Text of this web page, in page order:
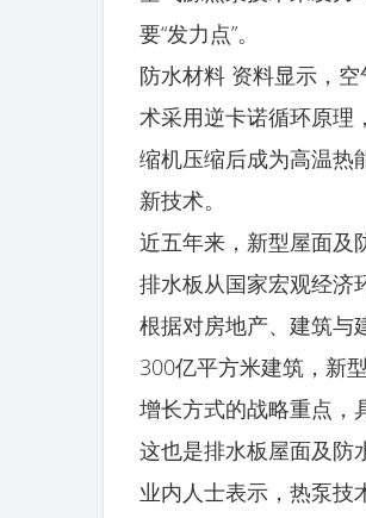
要“发力点”。
防水材料 资料显示，
术采用逆卡诺循环原理
缩机压缩后成为高温热
新技术。
近五年来，新型屋面及
排水板从国家宏观经济
根据对房地产、建筑与
300亿平方米建筑，新
增长方式的战略重点，
这也是排水板屋面及防
业内人士表示，热泵技